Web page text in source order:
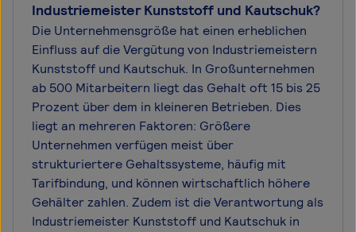
Industriemeister Kunststoff und Kautschuk?
Die Unternehmensgröße hat einen erheblichen
Einfluss auf die Vergütung von Industriemeistern
Kunststoff und Kautschuk. In Großunternehmen
ab 500 Mitarbeitern liegt das Gehalt oft 15 bis 25
Prozent über dem in kleineren Betrieben. Dies
liegt an mehreren Faktoren: Größere
Unternehmen verfügen meist über
strukturiertere Gehaltssysteme, häufig mit
Tarifbindung, und können wirtschaftlich höhere
Gehälter zahlen. Zudem ist die Verantwortung als
Industriemeister Kunststoff und Kautschuk in